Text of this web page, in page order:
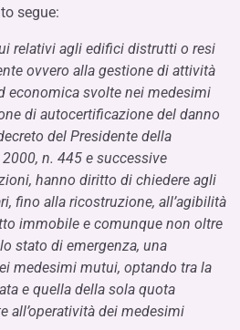
segue:
relativi agli edifici distrutti o resi
ovvero alla gestione di attività
economica svolte nei medesimi
di autocertificazione del danno
del Presidente della
n. 445 e successive
hanno diritto di chiedere agli
fino alla ricostruzione, all’agibilità
immobile e comunque non oltre
stato di emergenza, una
medesimi mutui, optando tra la
e quella della sola quota
all’operatività dei medesimi